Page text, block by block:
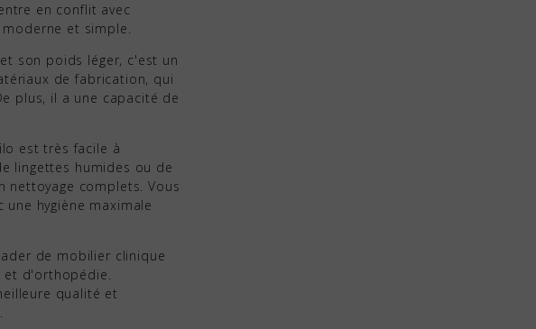
en conflit avec
et simple.
son poids léger, c'est un
de fabrication, qui
plus, il a une capacité de
est très facile à
lingettes humides ou de
nettoyage complets. Vous
hygiène maximale
de mobilier clinique
et d'orthopédie.
qualité et